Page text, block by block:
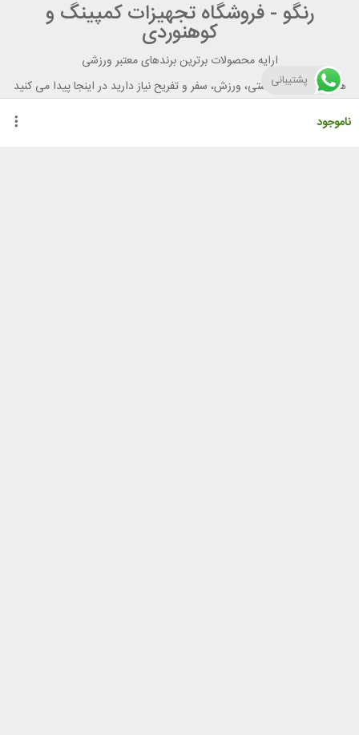
ناموجود
رنگو - فروشگاه تجهیزات کمپینگ و
کوهنوردی
ارایه محصولات برترین برندهای معتبر ورزشی
هر آنچه برای تندرستی، ورزش، سفر و تفریح نیاز دارید در اینجا پیدا می کنید
پشتیبانی